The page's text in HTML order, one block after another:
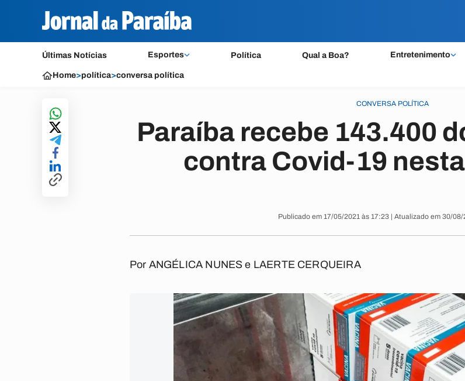
Últimas Notícias Esportes Política Qual a Boa? Entretenimento
Home>política>conversa política
CONVERSA POLÍTICA
Paraíba recebe 143.400
contra Covid-19
Publicado em 17/05/2021 às 17:23 | Atualizado em 30/08/
Por ANGÉLICA NUNES e LAERTE CERQUEIRA